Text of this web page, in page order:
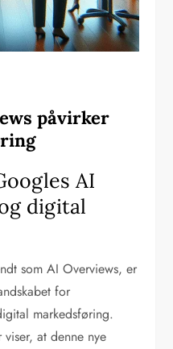
påvirker
AI
digital
som AI Overviews, er
for
markedsføring.
at denne nye